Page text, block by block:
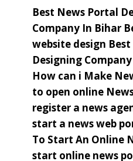
Best News Portal
Company In Bihar
website design
Designing
How can i Make
to open online
register a news
start a news web
To Start An Online
start online news